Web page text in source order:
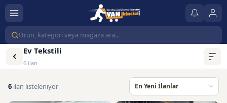
Ev Tekstili
6 ilan
6 ilan listeleniyor